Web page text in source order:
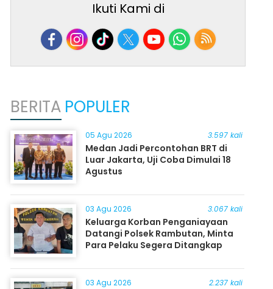
Ikuti Kami di
BERITA POPULER
05 Agu 2026 3.597 kali
Medan Jadi Percontohan BRT di
Luar Jakarta, Uji Coba Dimulai 18
Agustus
03 Agu 2026 3.067 kali
Keluarga Korban Penganiayaan
Datangi Polsek Rambutan, Minta
Para Pelaku Segera Ditangkap
03 Agu 2026 2.237 kali